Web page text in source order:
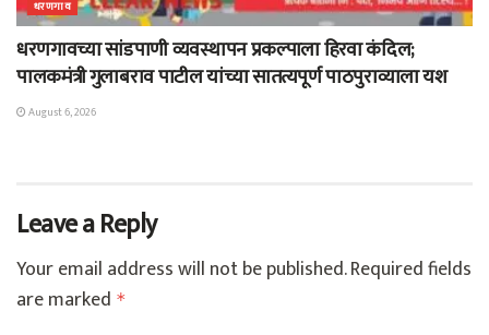
धरणगाव
धरणगावच्या सांडपाणी व्यवस्थापन प्रकल्पाला हिरवा कंदिल;
पालकमंत्री गुलाबराव पाटील यांच्या सातत्यपूर्ण पाठपुराव्याला यश
August 6, 2026
Leave a Reply
Your email address will not be published.Required fields
are marked *